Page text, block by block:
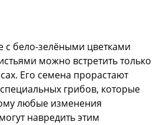
с бело-зелёными цветками
можно встретить только
Его семена прорастают
грибов, которые
любые изменения
навредить этим